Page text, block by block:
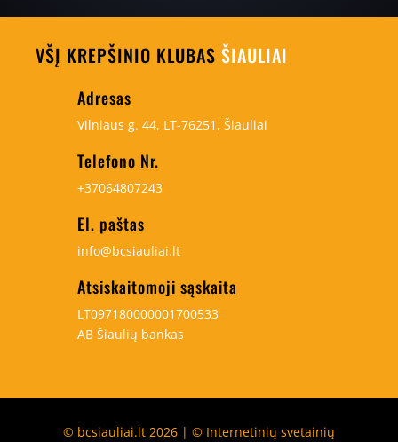
VŠĮ KREPŠINIO KLUBAS ŠIAULIAI
Adresas
Vilniaus g. 44, LT-76251, Šiauliai
Telefono Nr.
+37064807243
El. paštas
info@bcsiauliai.lt
Atsiskaitomoji sąskaita
LT097180000001700533
AB Šiaulių bankas
© bcsiauliai.lt 2026 | © Internetinių svetainių